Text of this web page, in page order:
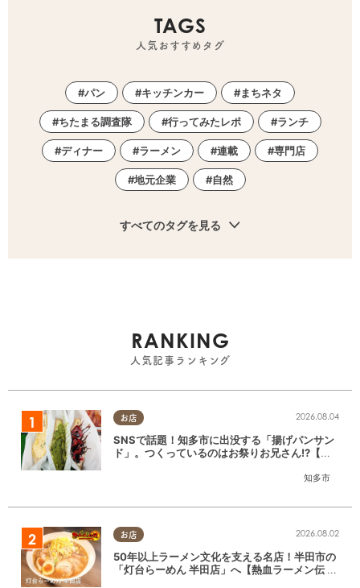
TAGS
人気おすすめタグ
パン キッチンカー まちネタ
ちたまる調査隊 行ってみたレポ ランチ
ディナー ラーメン 連載 専門店
地元企業 自然
すべてのタグを見る
RANKING
人気記事ランキング
お店
知多市
2026.08.04
SNSで話題！知多市に出没する「揚げパンサン
ド」。つくっているのはお祭りお兄さん!?【ち
お店 2026.08.02
50年以上ラーメン文化を支える名店！半田市の
「灯台らーめん 半田店」へ【熱血ラーメン伝 8